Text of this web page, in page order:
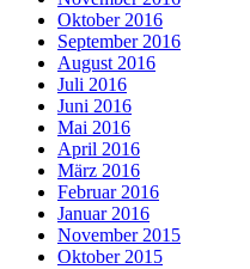
Oktober 2016
September 2016
August 2016
Juli 2016
Juni 2016
Mai 2016
April 2016
März 2016
Februar 2016
Januar 2016
November 2015
Oktober 2015